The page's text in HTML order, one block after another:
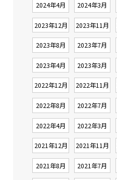
2024年4月 2024年3月
2023年12月 2023年11月
2023年8月 2023年7月
2023年4月 2023年3月
2022年12月 2022年11月
2022年8月 2022年7月
2022年4月 2022年3月
2021年12月 2021年11月
2021年8月 2021年7月